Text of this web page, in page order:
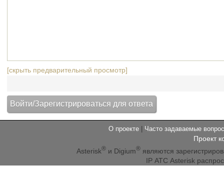
[скрыть предварительный просмотр]
О проекте Часто задаваемые
Проект
Asterisk® и Digium® являются
IP АТС Asterisk